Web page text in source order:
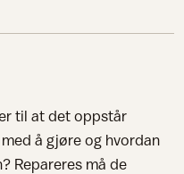
til at det oppstår
å gjøre og hvordan
Repareres må de